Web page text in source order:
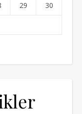
29 30